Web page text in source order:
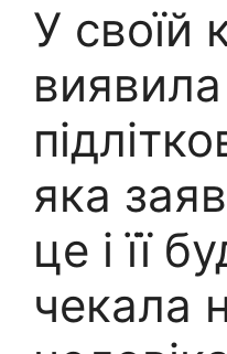
У своїй
яка
це і її
чекала